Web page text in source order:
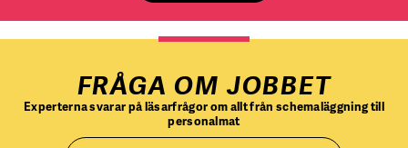
FRÅGA OM JOBBET
Experterna svarar på läsarfrågor om allt från schemaläggning till
personalmat